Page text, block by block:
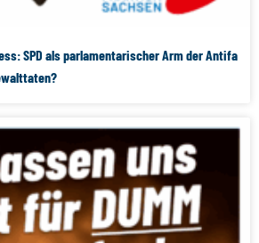
SPD als parlamentarischer Arm der Antifa